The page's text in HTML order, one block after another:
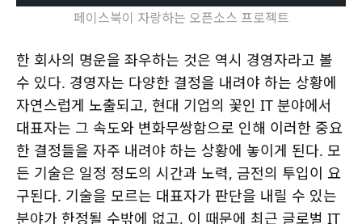
페이스북이 자랑하는 오픈소스 프로젝트
한 회사의 명운을 좌우하는 것은 역시 경영자라고 볼
수 있다. 경영자는 다양한 결정을 내려야 하는 상황에
자연스럽게 노출되고, 현대 기업의 꽃인 IT 분야에서
대표자는 그 속도와 변화무쌍함으로 인해 이러한 중요
한 결정들을 자주 내려야 하는 상황에 놓이게 된다. 모
든 기술은 일정 정도의 시간과 노력, 금전의 투입이 요
구된다. 기술을 모르는 대표자가 판단을 내릴 수 있는
분야가 한정될 수밖에 없고, 이 때문에 최근 글로벌 IT